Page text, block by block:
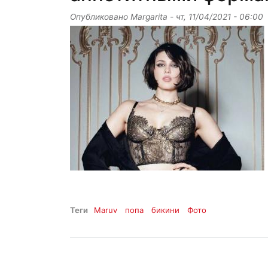
Опубликовано Margarita - чт, 11/04/2021 - 06:00
Теги Maruv попа бикини Фото